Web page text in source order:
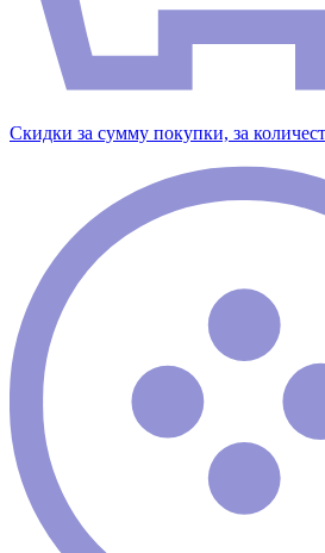
Скидки за сумму покупки, за